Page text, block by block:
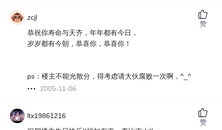
zcjl
恭祝你寿命与天齐，年年都有今日，
岁岁都有今朝，恭喜你，恭喜你！
ps：楼主不能光散分，得考虑请大伙腐败一次啊，^_^
2005-11-06
赞
ltx19861216
赞